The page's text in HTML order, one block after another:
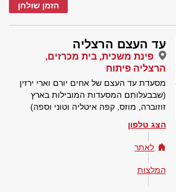
הזמן שולחן
עד העצם הרצליה
פינת משכית, בית מכרזים,
הרצליה פיתוח
מסעדת עד העצם של אחים יורם וארי ירזין
(שבבעלותם המסעדות המובילות בארץ
זוזוברה, מוזס, קפה איטליה וטוני וספה)
הצג טלפון
לאתר
המלצות